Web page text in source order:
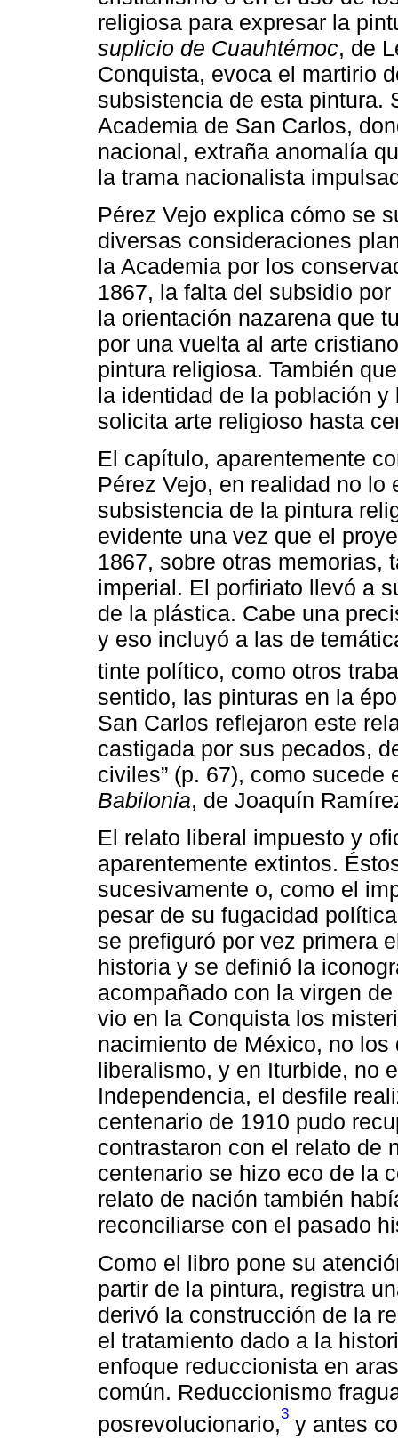
religiosa para expresar la
suplicio de Cuauhtémoc, de
Conquista, evoca el martirio
subsistencia de esta pintura.
Academia de San Carlos,
nacional, extraña anomalía
la trama nacionalista
Pérez Vejo explica cómo se
diversas consideraciones
la Academia por los
1867, la falta del subsidio
la orientación nazarena que
por una vuelta al arte
pintura religiosa. También
la identidad de la población
solicita arte religioso hasta
El capítulo, aparentemente
Pérez Vejo, en realidad no lo
subsistencia de la pintura
evidente una vez que el
1867, sobre otras memorias,
imperial. El porfiriato llevó a
de la plástica. Cabe una
y eso incluyó a las de
tinte político, como otros
sentido, las pinturas en la
San Carlos reflejaron este
castigada por sus pecados,
civiles” (p. 67), como sucede
Babilonia, de Joaquín
El relato liberal impuesto y
aparentemente extintos.
sucesivamente o, como el
pesar de su fugacidad
se prefiguró por vez primera
historia y se definió la
acompañado con la virgen
vio en la Conquista los
nacimiento de México, no
liberalismo, y en Iturbide, no
Independencia, el desfile
centenario de 1910 pudo
contrastaron con el relato de
centenario se hizo eco de la
relato de nación también
reconciliarse con el pasado
Como el libro pone su
partir de la pintura, registra
derivó la construcción de la
el tratamiento dado a la
enfoque reduccionista en
común. Reduccionismo
posrevolucionario,3 y antes